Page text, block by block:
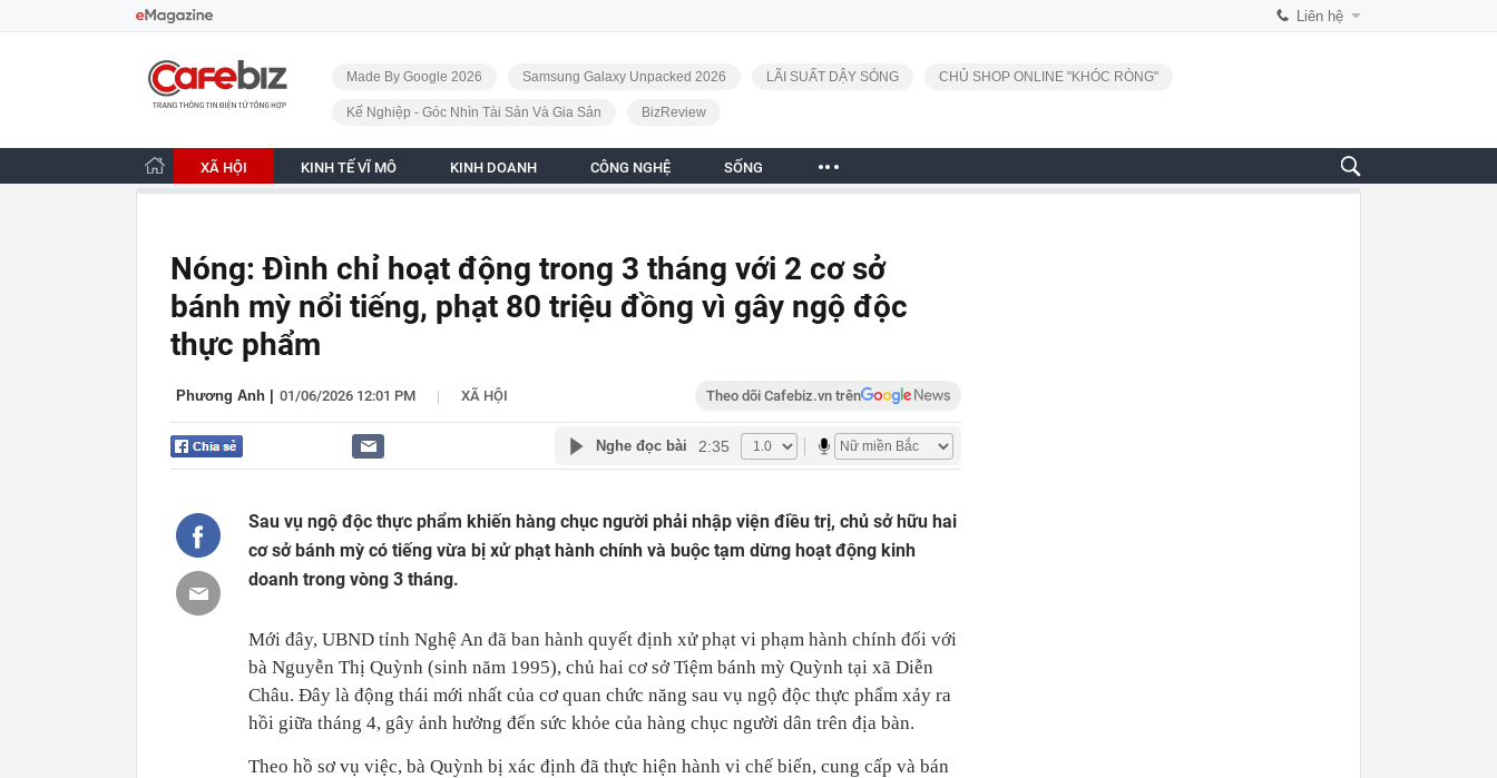
Liên hệ
CafeBiz - Trang chủ
Made By Google 2026 Samsung Galaxy Unpacked 2026 LÃI SUẤT DẬY SÓNG CHỦ SHOP ONLINE "KHÓC RÒNG"
Kế Nghiệp - Góc Nhìn Tài Sản Và Gia Sản BizReview
XÃ HỘI KINH TẾ VĨ MÔ KINH DOANH CÔNG NGHỆ SỐNG
Nóng: Đình chỉ hoạt động trong 3 tháng với 2 cơ sở
bánh mỳ nổi tiếng, phạt 80 triệu đồng vì gây ngộ độc
thực phẩm
Phương Anh 01/06/2026 12:01 PM | XÃ HỘI Theo dõi Cafebiz.vn trên
Nghe đọc bài 2:35
Sau vụ ngộ độc thực phẩm khiến hàng chục người phải nhập viện điều trị, chủ sở hữu hai
cơ sở bánh mỳ có tiếng vừa bị xử phạt hành chính và buộc tạm dừng hoạt động kinh
doanh trong vòng 3 tháng.
Mới đây, UBND tỉnh Nghệ An đã ban hành quyết định xử phạt vi phạm hành chính đối với
bà Nguyễn Thị Quỳnh (sinh năm 1995), chủ hai cơ sở Tiệm bánh mỳ Quỳnh tại xã Diễn
Châu. Đây là động thái mới nhất của cơ quan chức năng sau vụ ngộ độc thực phẩm xảy ra
hồi giữa tháng 4, gây ảnh hưởng đến sức khỏe của hàng chục người dân trên địa bàn.
Theo hồ sơ vụ việc, bà Quỳnh bị xác định đã thực hiện hành vi chế biến, cung cấp và bán